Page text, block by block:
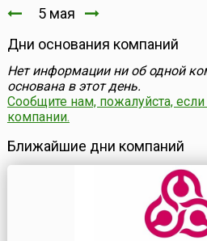
5 мая
Дни основания компаний
Нет информации ни об одной
основана в этот день.
Сообщите нам, пожалуйста,
компании.
Ближайшие дни компаний